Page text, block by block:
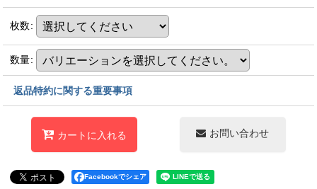
枚数:
数量:
返品特約に関する重要事項
カートに入れる お問い合わせ
Facebookでシェア